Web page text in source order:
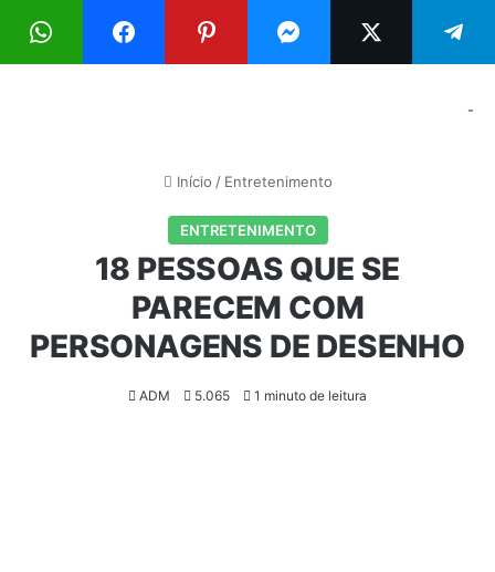
Menu
-
Início / Entretenimento
ENTRETENIMENTO
18 PESSOAS QUE SE
PARECEM COM
PERSONAGENS DE DESENHO
ADM 5.065 1 minuto de leitura